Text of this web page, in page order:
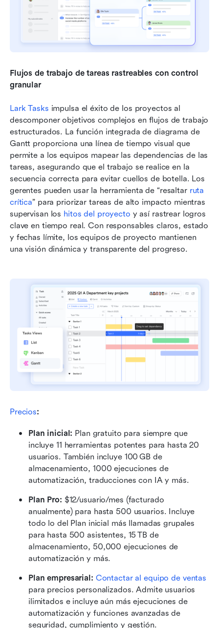
Flujos de trabajo de tareas rastreables con control
granular
Lark Tasks impulsa el éxito de los proyectos al
descomponer objetivos complejos en flujos de trabajo
estructurados. La función integrada de diagrama de
Gantt proporciona una línea de tiempo visual que
permite a los equipos mapear las dependencias de las
tareas, asegurando que el trabajo se realice en la
secuencia correcta para evitar cuellos de botella. Los
gerentes pueden usar la herramienta de “resaltar ruta
crítica” para priorizar tareas de alto impacto mientras
supervisan los hitos del proyecto y así rastrear logros
clave en tiempo real. Con responsables claros, estado
y fechas límite, los equipos de proyecto mantienen
una visión dinámica y transparente del progreso.
Precios:
Plan inicial: Plan gratuito para siempre que
incluye 11 herramientas potentes para hasta 20
usuarios. También incluye 100 GB de
almacenamiento, 1000 ejecuciones de
automatización, traducciones con IA y más.
Plan Pro: $12/usuario/mes (facturado
anualmente) para hasta 500 usuarios. Incluye
todo lo del Plan inicial más llamadas grupales
para hasta 500 asistentes, 15 TB de
almacenamiento, 50,000 ejecuciones de
automatización y más.
Plan empresarial: Contactar al equipo de ventas
para precios personalizados. Admite usuarios
ilimitados e incluye aún más ejecuciones de
automatización y funciones avanzadas de
seguridad, cumplimiento y gestión.